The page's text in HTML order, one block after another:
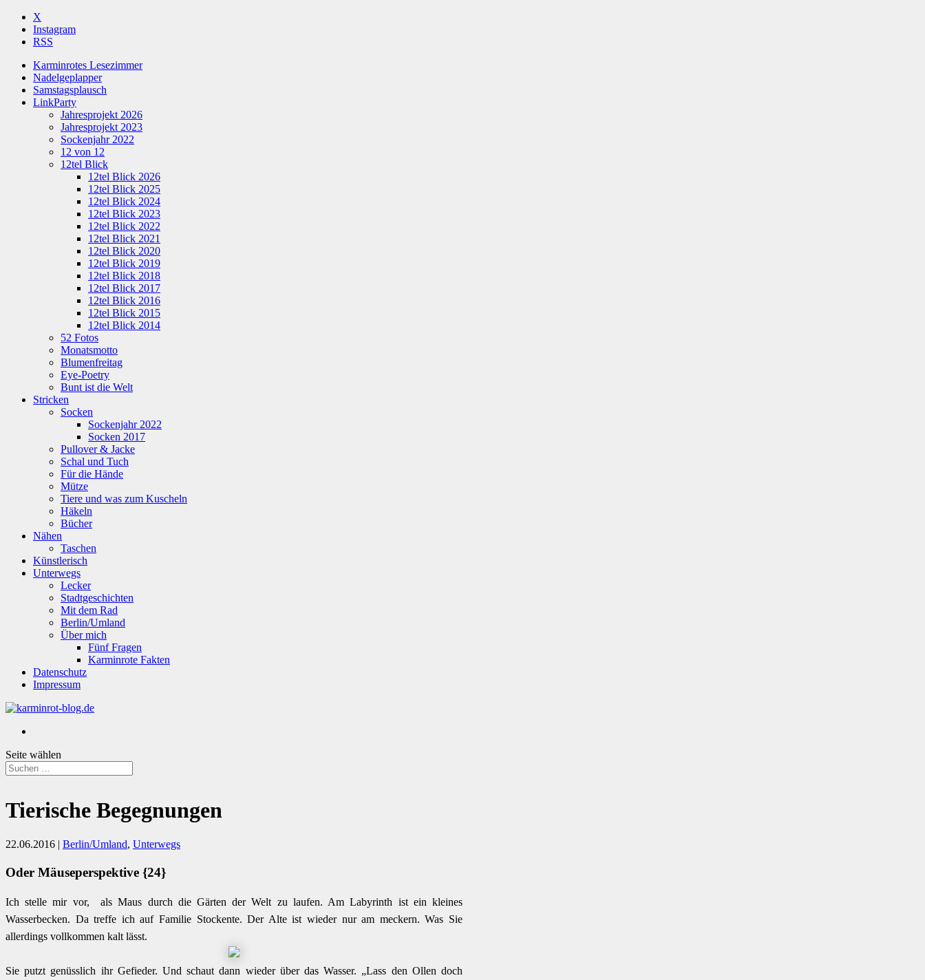
X
Instagram
RSS
Karminrotes Lesezimmer
Nadelgeplapper
Samstagsplausch
LinkParty
Jahresprojekt 2026
Jahresprojekt 2023
Sockenjahr 2022
12 von 12
12tel Blick
12tel Blick 2026
12tel Blick 2025
12tel Blick 2024
12tel Blick 2023
12tel Blick 2022
12tel Blick 2021
12tel Blick 2020
12tel Blick 2019
12tel Blick 2018
12tel Blick 2017
12tel Blick 2016
12tel Blick 2015
12tel Blick 2014
52 Fotos
Monatsmotto
Blumenfreitag
Eye-Poetry
Bunt ist die Welt
Stricken
Socken
Sockenjahr 2022
Socken 2017
Pullover & Jacke
Schal und Tuch
Für die Hände
Mütze
Tiere und was zum Kuscheln
Häkeln
Bücher
Nähen
Taschen
Künstlerisch
Unterwegs
Lecker
Stadtgeschichten
Mit dem Rad
Berlin/Umland
Über mich
Fünf Fragen
Karminrote Fakten
Datenschutz
Impressum
Seite wählen
Tierische Begegnungen
22.06.2016 | Berlin/Umland, Unterwegs
Oder Mäuseperspektive {24}
Ich stelle mir vor, als Maus durch die Gärten der Welt zu laufen. Am Labyrinth ist ein kleines
Wasserbecken. Da treffe ich auf Familie Stockente. Der Alte ist wieder nur am meckern. Was Sie
allerdings vollkommen kalt lässt.
Sie putzt genüsslich ihr Gefieder. Und schaut dann wieder über das Wasser. „Lass den Ollen doch